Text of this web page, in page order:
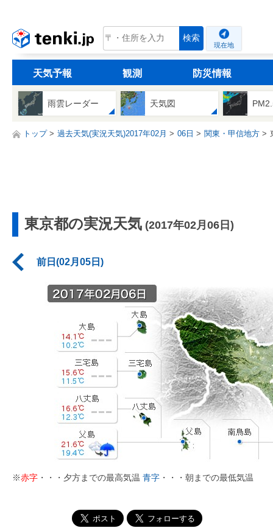
tenki.jp 検索
現在地
天気予報 観測 防災情報
雨雲レーダー 天気図
トップ 過去天気(実況天気)2017年02月 06日 関東・甲信地方
東京都の実況天気 (2017年02月06日)
前日(02月05日)
※赤字 ・・・夕方までの最高気温 青字 ・・・朝までの最低気温